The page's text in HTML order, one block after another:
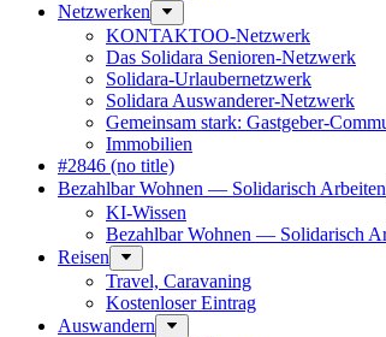
Netzwerken
KONTAKTOO-Netzwerk
Das Solidara Senioren-Netzwerk
Solidara-Urlau­­ber­­netzwerk
Solidara Auswan­­derer-Netzwerk
Gemeinsam stark: Gastgeber-
Immobilien
#2846 (no title)
Bezahlbar Wohnen — Solida­risch Arbeiten
KI-Wissen
Bezahlbar Wohnen — Solida­risch
Reisen
Travel, Caravaning
Kosten­loser Eintrag
Auswandern